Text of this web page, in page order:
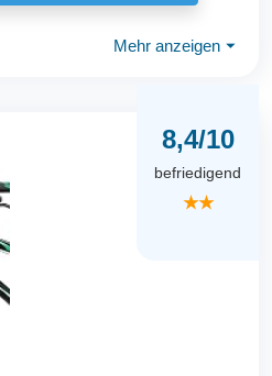
Mehr anzeigen ⏷
8,4/10
befriedigend
★★